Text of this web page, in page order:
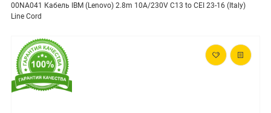
00NA041 Кабель IBM (Lenovo) 2.8m 10A/230V C13 to CEI 23-16 (Italy)
Line Cord